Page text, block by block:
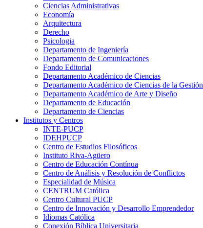
Ciencias Administrativas
Economía
Arquitectura
Derecho
Psicologia
Departamento de Ingeniería
Departamento de Comunicaciones
Fondo Editorial
Departamento Académico de Ciencias
Departamento Académico de Ciencias de la Gestión
Departamento Académico de Arte y Diseño
Departamento de Educación
Departamento de Ciencias
Institutos y Centros
INTE-PUCP
IDEHPUCP
Centro de Estudios Filosóficos
Instituto Riva-Agüero
Centro de Educación Contínua
Centro de Análisis y Resolución de Conflictos
Especialidad de Música
CENTRUM Católica
Centro Cultural PUCP
Centro de Innovación y Desarrollo Emprendedor
Idiomas Católica
Conexión Bíblica Universitaria